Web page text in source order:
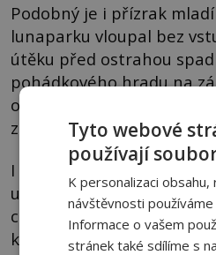
Podobný je i přízrak
lunaparku vloupal bez
útěku před ostrahou
pohádkového hradu na
ohňostroji můžeme vidět
z mlhoviny.
I když těmto zjevením
určitě nelze zpochybnit
celém areálu a zvláštní
kamerách.
Tyto webové
používají
K personalizaci obsahu,
návštěvnosti
Informace o vašem
stránek také sdílíme s